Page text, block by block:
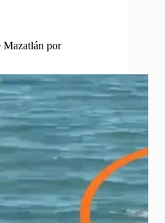
Mazatlán por